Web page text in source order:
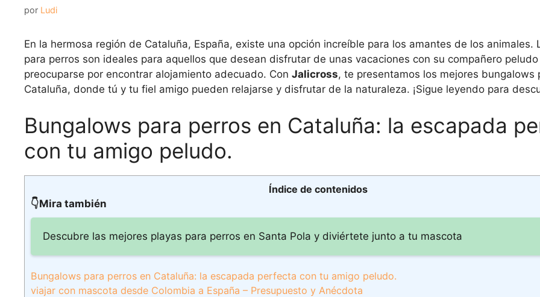
por Ludi
En la hermosa región de Cataluña, España, existe una opción increíble para los amantes de los animales.
para perros son ideales para aquellos que desean disfrutar de unas vacaciones con su compañero
preocuparse por encontrar alojamiento adecuado. Con Jalicross, te presentamos los mejores bungalows
Cataluña, donde tú y tu fiel amigo pueden relajarse y disfrutar de la naturaleza. ¡Sigue leyendo para
Bungalows para perros en Cataluña: la escapada
con tu amigo peludo.
Índice de contenidos
👇Mira también
Descubre las mejores playas para perros en Santa Pola y diviértete junto a tu mascota
Bungalows para perros en Cataluña: la escapada perfecta con tu amigo peludo.
viajar con mascota desde Colombia a España – Presupuesto y Anécdota